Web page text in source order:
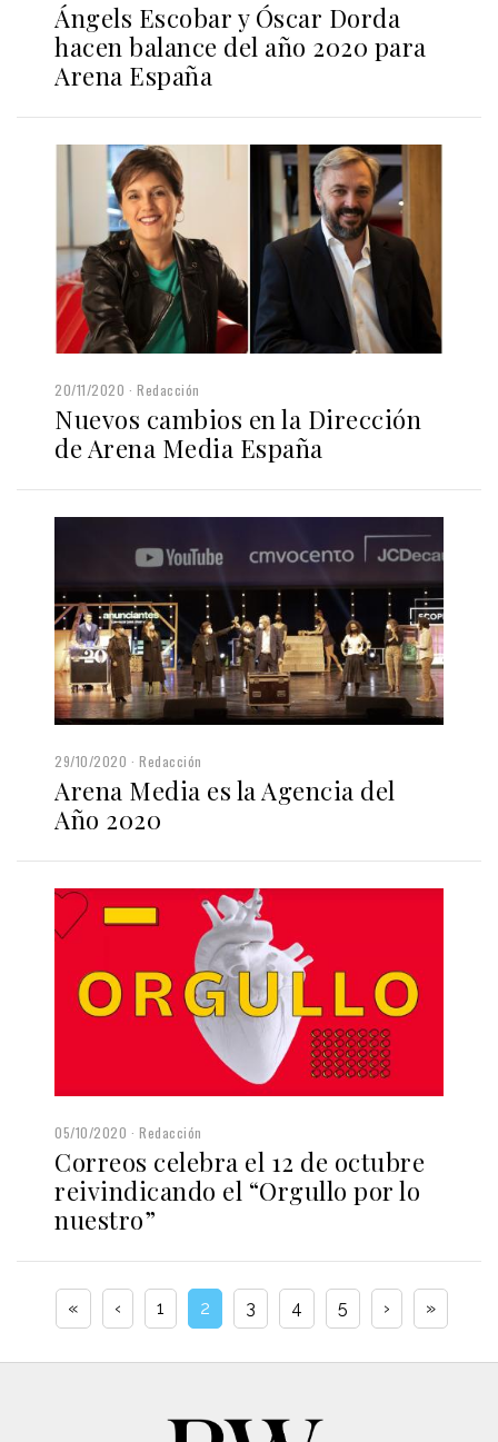
Ángels Escobar y Óscar Dorda
hacen balance del año 2020 para
Arena España
20/11/2020 Redacción
Nuevos cambios en la Dirección
de Arena Media España
29/10/2020 Redacción
Arena Media es la Agencia del
Año 2020
05/10/2020 Redacción
Correos celebra el 12 de octubre
reivindicando el “Orgullo por lo
nuestro”
« ‹ 1 2 3 4 5 › »